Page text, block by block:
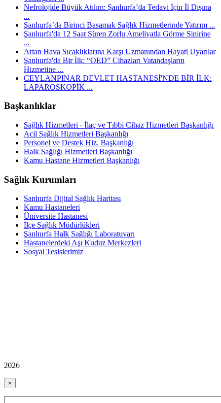
Nefrolojide Büyük Atılım: Şanlıurfa’da Tedavi İçin İl Dışına
...
Şanlıurfa’da Birinci Basamak Sağlık Hizmetlerinde Yatırım ...
Şanlıurfa'da 12 Saat Süren Zorlu Ameliyatla Görme Sinirine
...
Artan Hava Sıcaklıklarına Karşı Uzmanından Hayati Uyarılar
Şanlıurfa'da Bir İlk: “OED” Cihazları Vatandaşların
Hizmetine ...
CEYLANPINAR DEVLET HASTANESİ'NDE BİR İLK:
LAPAROSKOPİK ...
Başkanlıklar
Sağlık Hizmetleri - İlaç ve Tıbbi Cihaz Hizmetleri Başkanlığı
Acil Sağlık Hizmetleri Başkanlığı
Personel ve Destek Hiz. Başkanlığı
Halk Sağlığı Hizmetleri Başkanlığı
Kamu Hastane Hizmetleri Başkanlığı
Sağlık Kurumları
Şanlıurfa Dijital Sağlık Haritası
Kamu Hastaneleri
Üniversite Hastanesi
İlçe Sağlık Müdürlükleri
Şanlıurfa Halk Sağlığı Laboratuvarı
Hastanelerdeki Aşı Kuduz Merkezleri
Sosyal Tesislerimiz
2026
×